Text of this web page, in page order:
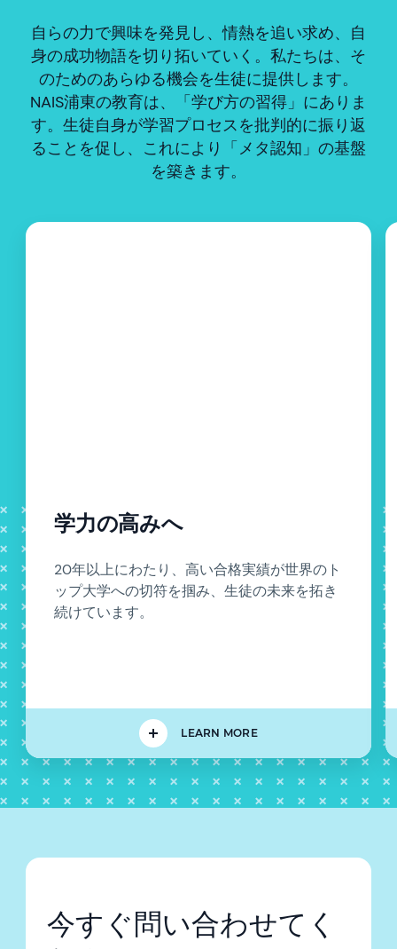
自らの力で興味を発見し、情熱を追い求め、自
身の成功物語を切り拓いていく。私たちは、そ
のためのあらゆる機会を生徒に提供します。
NAIS浦東の教育は、「学び方の習得」にありま
す。生徒自身が学習プロセスを批判的に振り返
ることを促し、これにより「メタ認知」の基盤
を築きます。
学力の高みへ
20年以上にわたり、高い合格実績が世界のト
ップ大学への切符を掴み、生徒の未来を拓き
続けています。
LEARN MORE
今すぐ問い合わせてく